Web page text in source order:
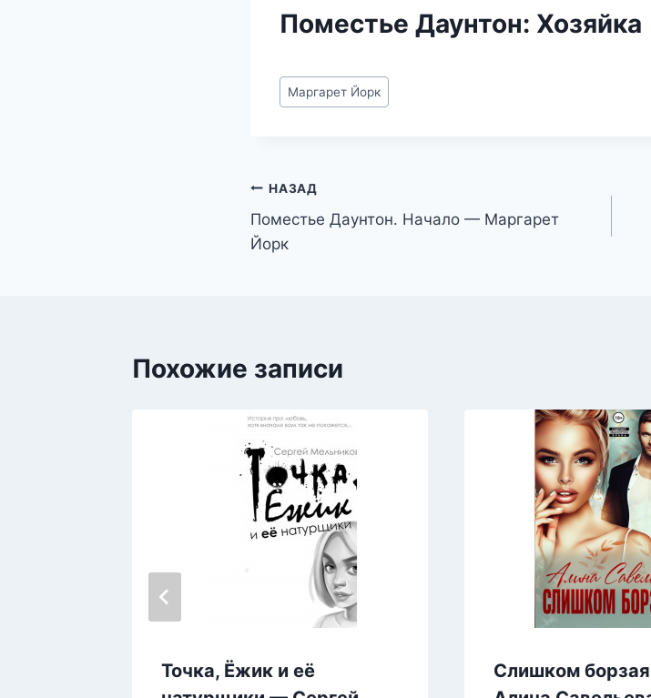
Поместье Даунтон: Хозяйка
Метки
записи:
Маргарет Йорк
Навигация
по
НАЗАД
Поместье Даунтон. Начало — Маргарет
Йорк
Похожие записи
Точка, Ёжик и её
Слишком